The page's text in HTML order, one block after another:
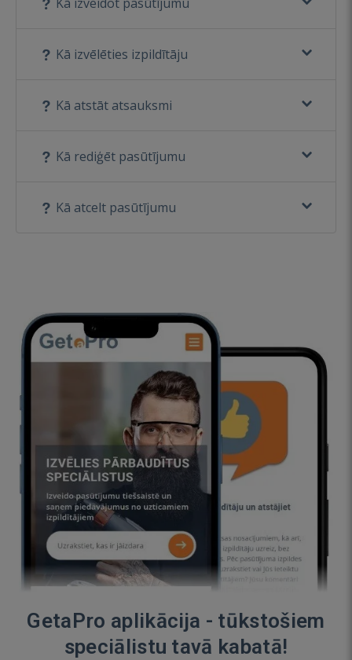
Kā izvēlēties izpildītāju
Kā atstāt atsauksmi
Kā rediģēt pasūtījumu
Kā atcelt pasūtījumu
GetaPro aplikācija - tūkstošiem
speciālistu tavā kabatā!